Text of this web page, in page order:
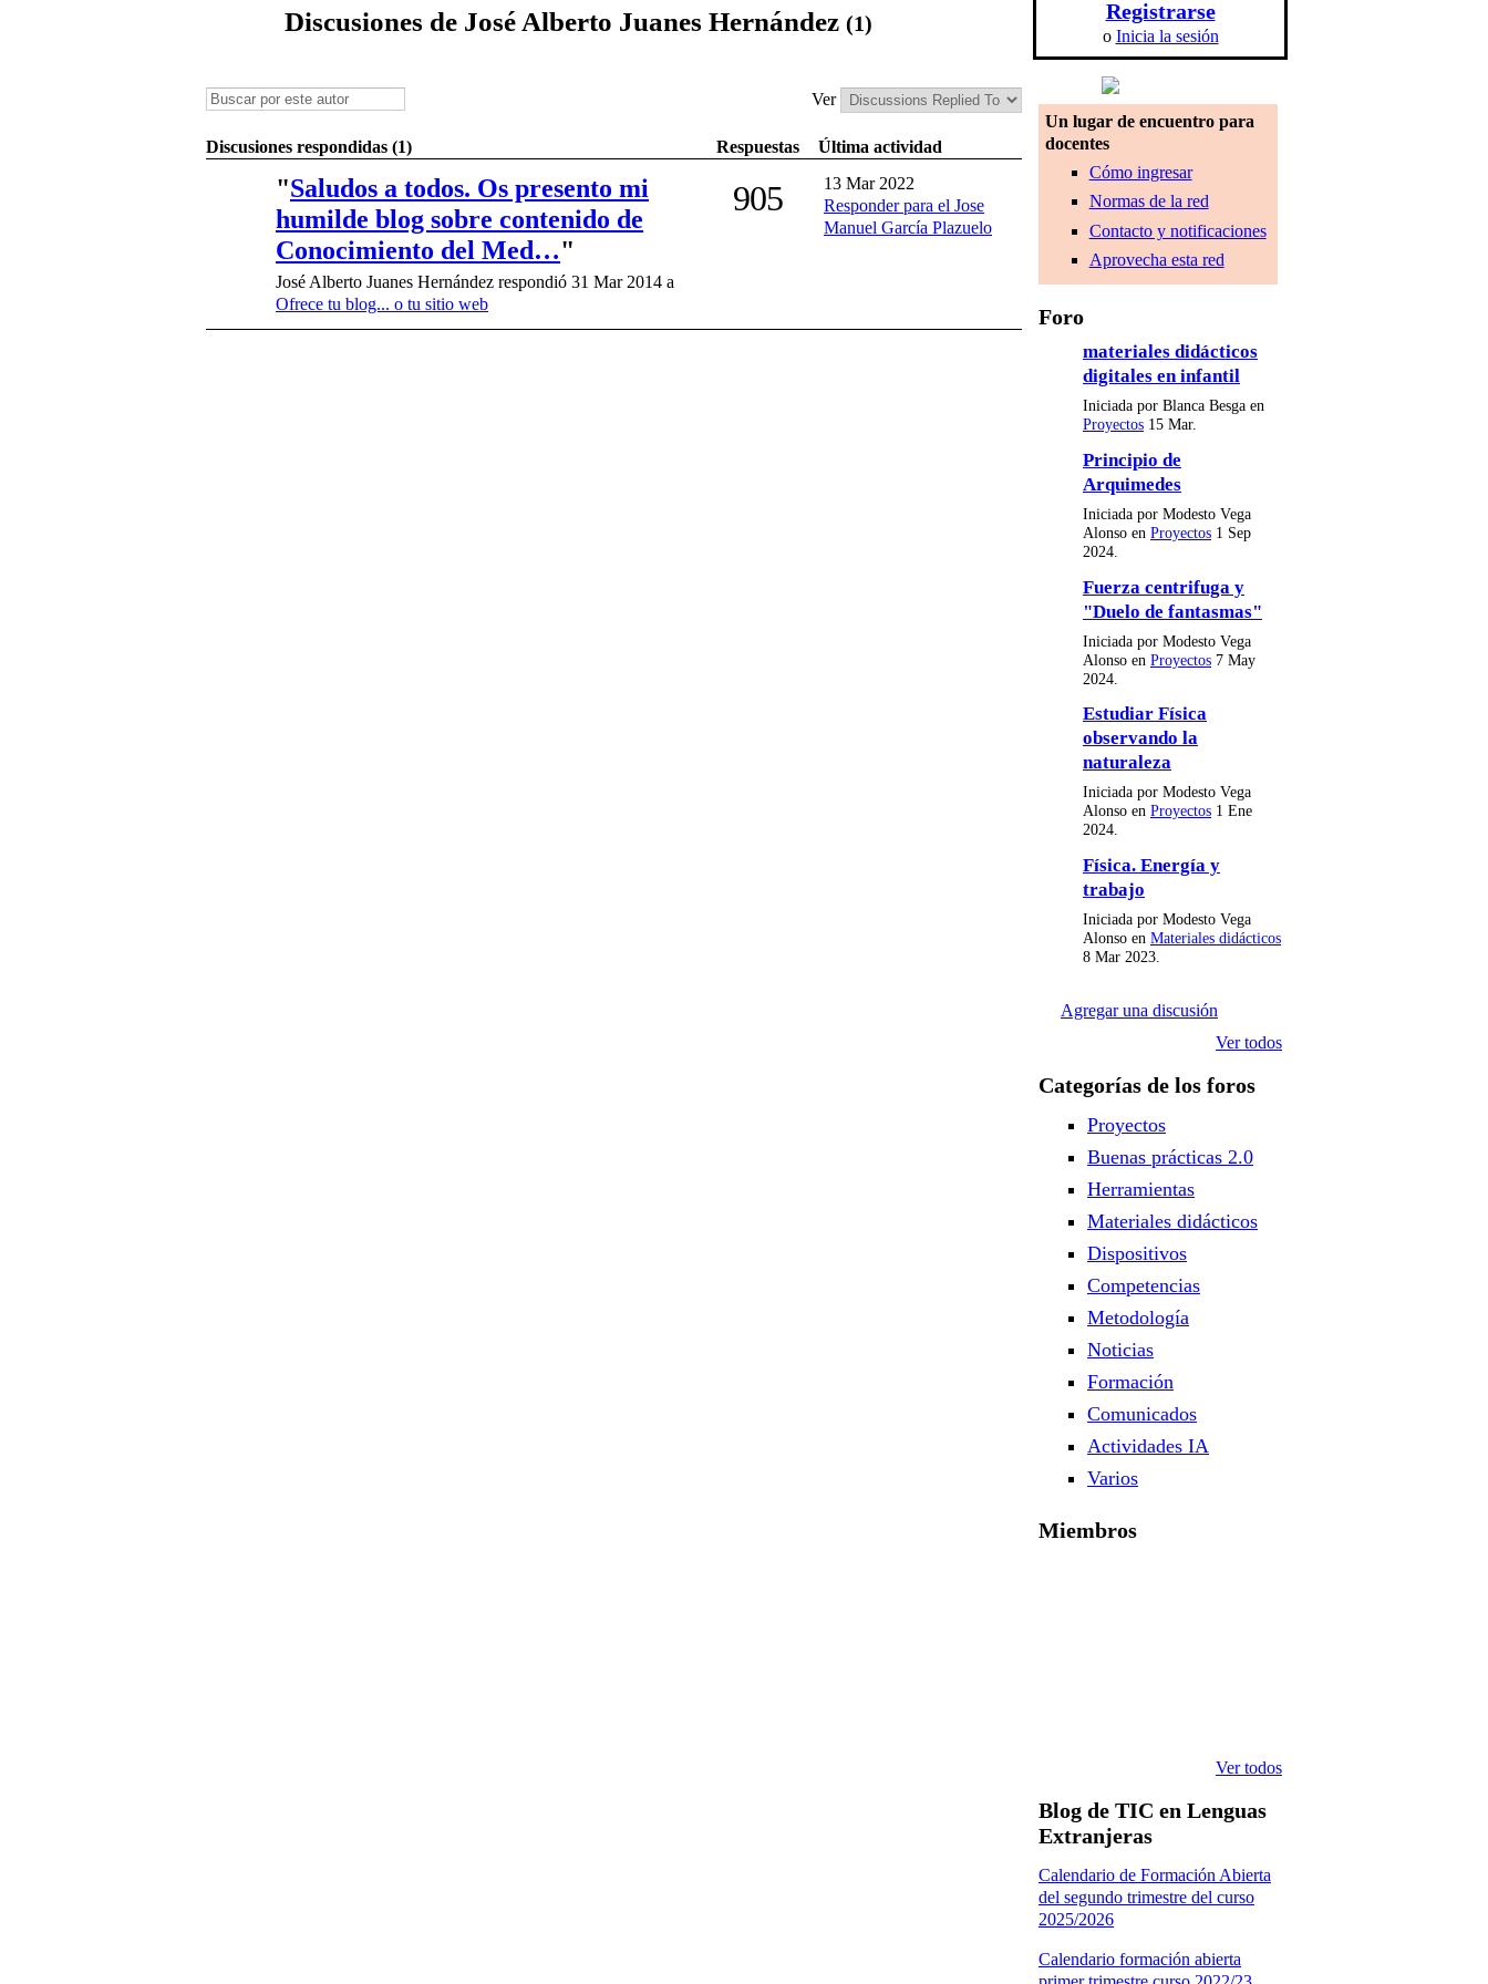
Discusiones de José Alberto Juanes Hernández (1)
Ver
Discusiones respondidas (1) Respuestas Última actividad
"Saludos a todos. Os presento mi
humilde blog sobre contenido de
Conocimiento del Med…"
José Alberto Juanes Hernández respondió 31 Mar 2014 a
Ofrece tu blog... o tu sitio web
905
13 Mar 2022
Responder para el Jose
Manuel García Plazuelo
Registrarse
o Inicia la sesión
Un lugar de encuentro para
docentes
Cómo ingresar
Normas de la red
Contacto y notificaciones
Aprovecha esta red
Foro
materiales didácticos
digitales en infantil
Iniciada por Blanca Besga en
Proyectos 15 Mar.
Principio de
Arquimedes
Iniciada por Modesto Vega
Alonso en Proyectos 1 Sep
2024.
Fuerza centrifuga y
"Duelo de fantasmas"
Iniciada por Modesto Vega
Alonso en Proyectos 7 May
2024.
Estudiar Física
observando la
naturaleza
Iniciada por Modesto Vega
Alonso en Proyectos 1 Ene
2024.
Física. Energía y
trabajo
Iniciada por Modesto Vega
Alonso en Materiales didácticos
8 Mar 2023.
Agregar una discusión
Ver todos
Categorías de los foros
Proyectos
Buenas prácticas 2.0
Herramientas
Materiales didácticos
Dispositivos
Competencias
Metodología
Noticias
Formación
Comunicados
Actividades IA
Varios
Miembros
Ver todos
Blog de TIC en Lenguas
Extranjeras
Calendario de Formación Abierta
del segundo trimestre del curso
2025/2026
Calendario formación abierta